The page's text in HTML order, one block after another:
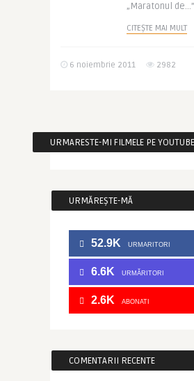
„Maratonul
CITEȘTE MAI MULT
6 noiembrie 2011 2982
URMARESTE-MI FILMELE PE
URMĂREȘTE-MĂ
52.9K URMARITORI
6.6K URMĂRITORI
2.6K ABONATI
COMENTARII RECENTE